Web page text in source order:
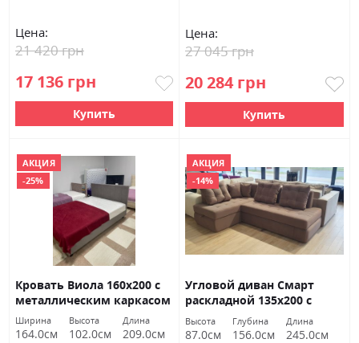
Цена:
17 136 грн
21 420 грн
Купить
Цена:
20 284 грн
27 045 грн
Купить
АКЦИЯ
-25%
Кровать Виола 160х200 с
металлическим каркасом
у тк. Кашарель 48 ВНД
Луцк Акция
Ширина
164.0см
Высота
102.0см
Длина
209.0см
АКЦИЯ
-14%
Угловой диван Смарт
раскладной 135х200 с
нишей и ортопедическим
наполнением ВНД Луцк
Высота
87.0см
Глубина
156.0см
Длина
245.0см